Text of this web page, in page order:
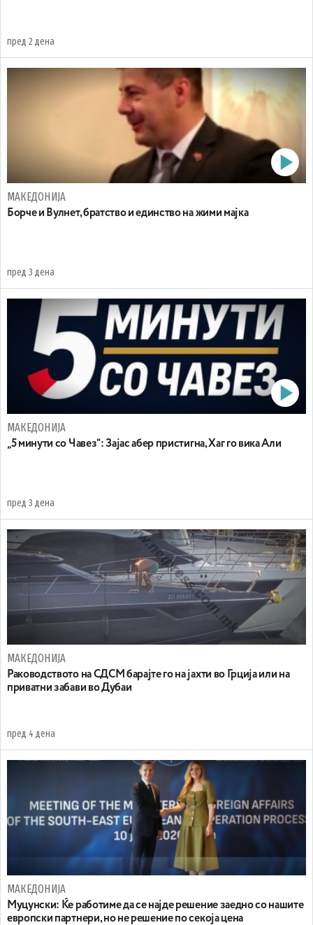
пред 2 дена
МАКЕДОНИЈА
Борче и Вулнет, братство и единство на жими мајка
пред 3 дена
МАКЕДОНИЈА
„5 минути со Чавез“: Зајас абер пристигна, Хаг го вика Али
пред 3 дена
МАКЕДОНИЈА
Раководството на СДСМ барајте го на јахти во Грција или на
приватни забави во Дубаи
пред 4 дена
МАКЕДОНИЈА
Муцунски: Ќе работиме да се најде решение заедно со нашите
европски партнери, но не решение по секоја цена